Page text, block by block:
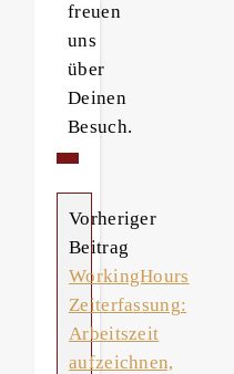
freuen
uns
über
Deinen
Besuch.
Vorheriger
Beitrag
WorkingHours
Zeiterfassung:
Arbeitszeit
aufzeichnen,